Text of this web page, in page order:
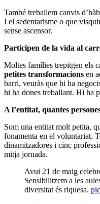
També treballem canvis
I el sedentarisme o que
sense ascensor.
Participen de la vida al
Moltes famílies trepitgen els
petites transformacions en
barri, veuràs que hi ha
hi ha dones treballant. Hi ha
A l’entitat, quantes
Som una entitat molt petita,
fonamenta en el voluntariat.
dinamitzadores i cinc
mitja jornada.
Avui 21 de maig
Sensibilitzem a les
diversitat és riquesa.